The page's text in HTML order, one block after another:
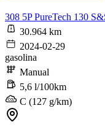
308 5P PureTech 130
30.964 km
2024-02-29
gasolina
Manual
5,6 l/100km
C (127 g/km)